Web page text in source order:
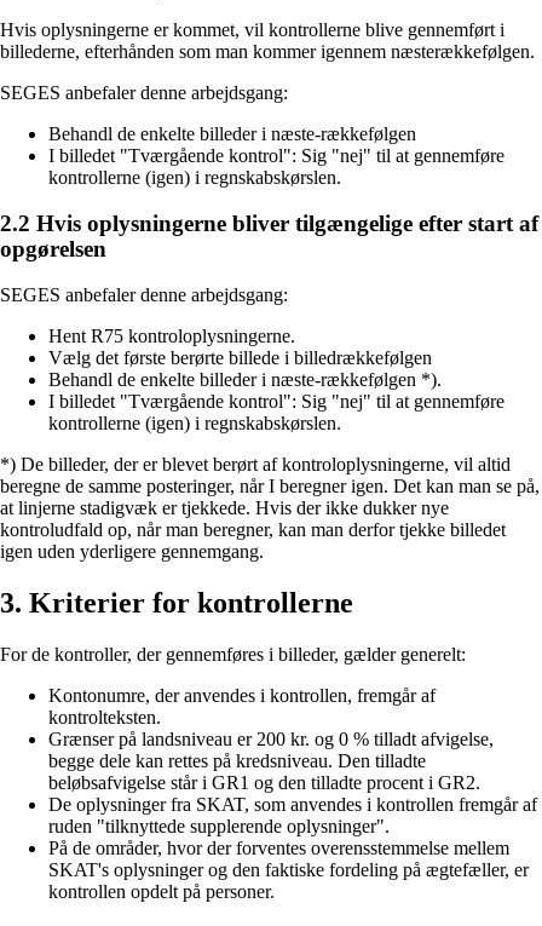
Hvis oplysningerne er kommet, vil kontrollerne blive gennemført i
billederne, efterhånden som man kommer igennem næsterækkefølgen.
SEGES anbefaler denne arbejdsgang:
Behandl de enkelte billeder i næste-rækkefølgen
I billedet "Tværgående kontrol": Sig "nej" til at gennemføre
kontrollerne (igen) i regnskabskørslen.
2.2 Hvis oplysningerne bliver tilgængelige efter start af
opgørelsen
SEGES anbefaler denne arbejdsgang:
Hent R75 kontroloplysningerne.
Vælg det første berørte billede i billedrækkefølgen
Behandl de enkelte billeder i næste-rækkefølgen *).
I billedet "Tværgående kontrol": Sig "nej" til at gennemføre
kontrollerne (igen) i regnskabskørslen.
*) De billeder, der er blevet berørt af kontroloplysningerne, vil altid
beregne de samme posteringer, når I beregner igen. Det kan man se på,
at linjerne stadigvæk er tjekkede. Hvis der ikke dukker nye
kontroludfald op, når man beregner, kan man derfor tjekke billedet
igen uden yderligere gennemgang.
3. Kriterier for kontrollerne
For de kontroller, der gennemføres i billeder, gælder generelt:
Kontonumre, der anvendes i kontrollen, fremgår af
kontrolteksten.
Grænser på landsniveau er 200 kr. og 0 % tilladt afvigelse,
begge dele kan rettes på kredsniveau. Den tilladte
beløbsafvigelse står i GR1 og den tilladte procent i GR2.
De oplysninger fra SKAT, som anvendes i kontrollen fremgår af
ruden "tilknyttede supplerende oplysninger".
På de områder, hvor der forventes overensstemmelse mellem
SKAT's oplysninger og den faktiske fordeling på ægtefæller, er
kontrollen opdelt på personer.